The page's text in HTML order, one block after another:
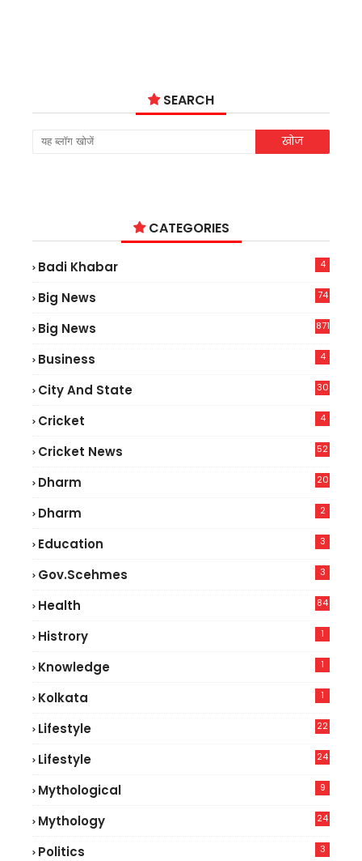
SEARCH
CATEGORIES
Badi Khabar 4
Big News
74
Big News 871
Business 4
City And State 30
Cricket 4
Cricket News
52
Dharm 20
Dharm 2
Education 3
Gov.scehmes 3
Health
84
Histrory 1
Knowledge 1
Kolkata 1
Lifestyle
22
Lifestyle
24
Mythological 9
Mythology 24
Politics 3